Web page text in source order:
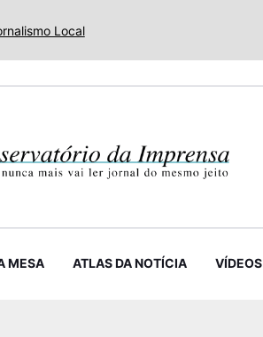
Local
MESA ATLAS DA NOTÍCIA VÍDEOS